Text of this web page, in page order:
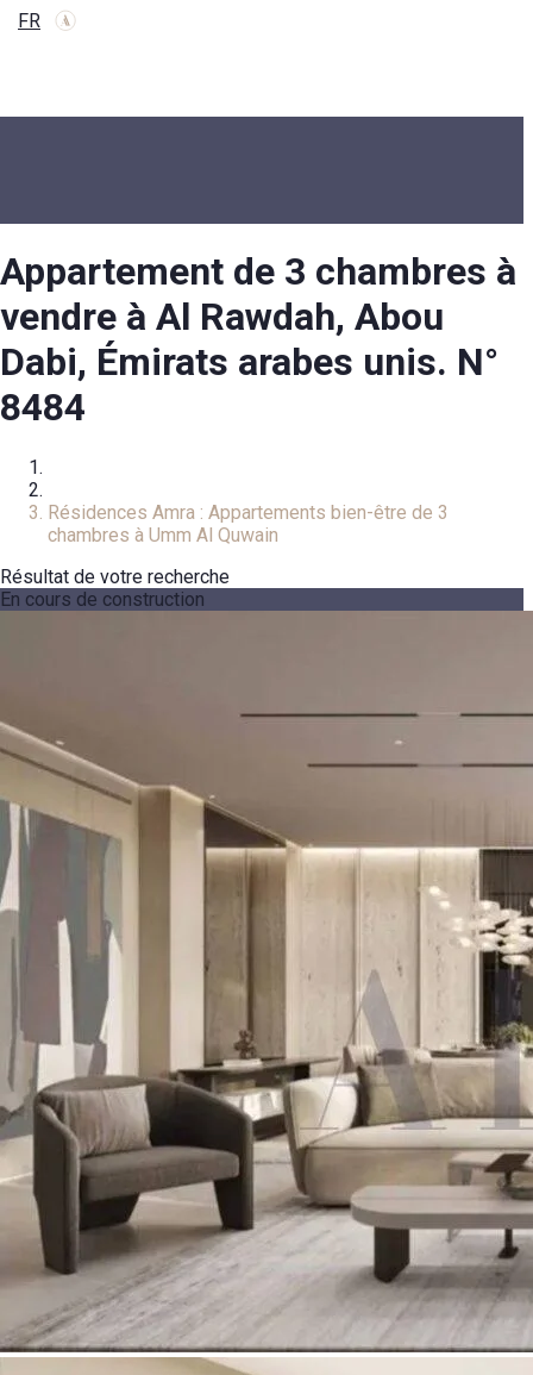
FR
Appartement de 3 chambres à
vendre à Al Rawdah, Abou
Dabi, Émirats arabes unis. N°
8484
Résidences Amra : Appartements bien-être de 3
chambres à Umm Al Quwain
Résultat de votre recherche
En cours de construction